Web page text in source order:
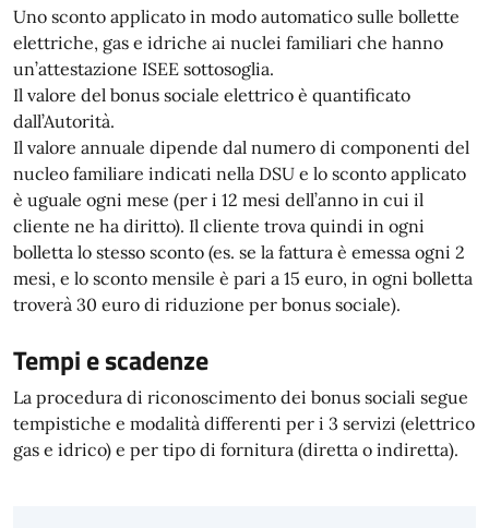
Uno sconto applicato in modo automatico sulle bollette
elettriche, gas e idriche ai nuclei familiari che hanno
un’attestazione ISEE sottosoglia.
Il valore del bonus sociale elettrico è quantificato
dall’Autorità.
Il valore annuale dipende dal numero di componenti del
nucleo familiare indicati nella DSU e lo sconto applicato
è uguale ogni mese (per i 12 mesi dell’anno in cui il
cliente ne ha diritto). Il cliente trova quindi in ogni
bolletta lo stesso sconto (es. se la fattura è emessa ogni 2
mesi, e lo sconto mensile è pari a 15 euro, in ogni bolletta
troverà 30 euro di riduzione per bonus sociale).
Tempi e scadenze
La procedura di riconoscimento dei bonus sociali segue
tempistiche e modalità differenti per i 3 servizi (elettrico
gas e idrico) e per tipo di fornitura (diretta o indiretta).